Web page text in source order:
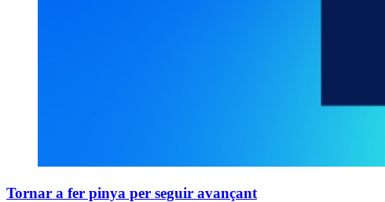
Tornar a fer pinya per seguir avançant